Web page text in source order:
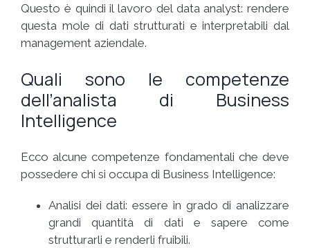
Questo è quindi il lavoro del data analyst: rendere
questa mole di dati strutturati e interpretabili dal
management aziendale.
Quali sono le competenze
dell’analista di Business
Intelligence
Ecco alcune competenze fondamentali che deve
possedere chi si occupa di Business Intelligence:
Analisi dei dati: essere in grado di analizzare
grandi quantità di dati e sapere come
strutturarli e renderli fruibili.